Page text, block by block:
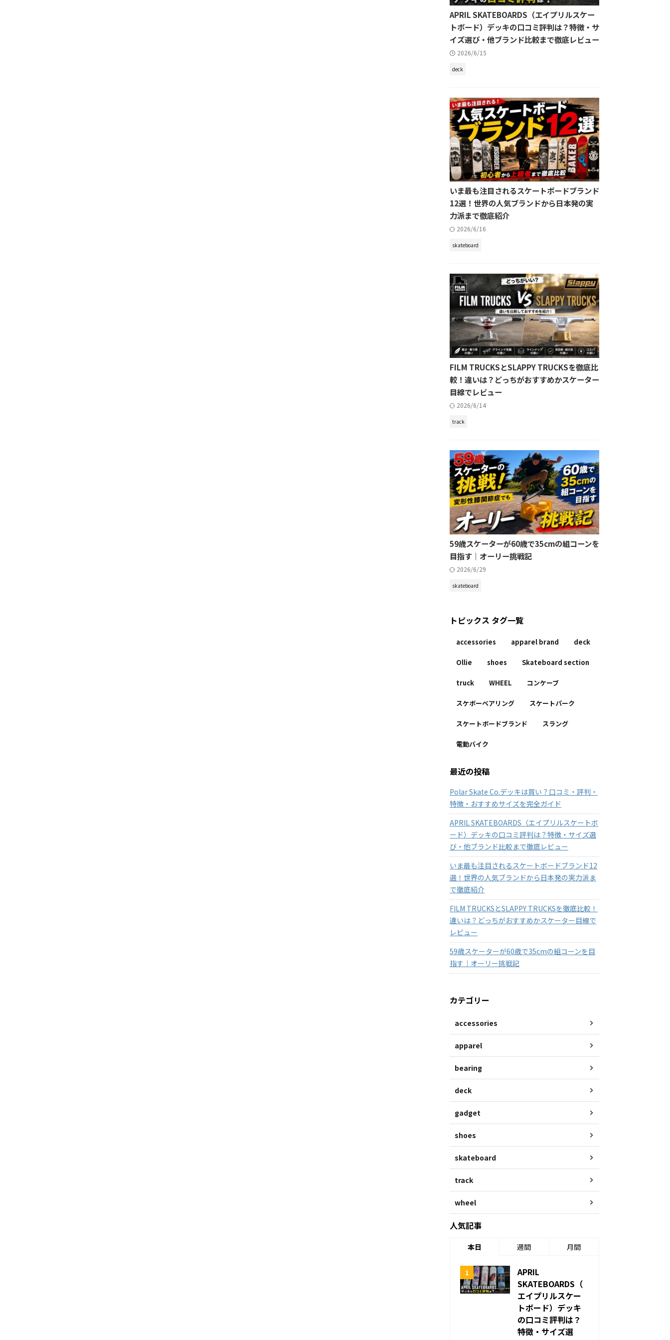
APRIL SKATEBOARDS（エイプリルスケー
トボード）デッキの口コミ評判は？特徴・サ
イズ選び・他ブランド比較まで徹底レビュー
2026/6/15
deck
いま最も注目されるスケートボードブランド
12選！世界の人気ブランドから日本発の実
力派まで徹底紹介
2026/6/16
skateboard
FILM TRUCKSとSLAPPY TRUCKSを徹底比
較！違いは？どっちがおすすめかスケーター
目線でレビュー
2026/6/14
track
59歳スケーターが60歳で35cmの組コーンを
目指す｜オーリー挑戦記
2026/6/29
skateboard
トピックス タグ一覧
accessories apparel brand deck
Ollie shoes Skateboard section
truck WHEEL コンケーブ
スケボーベアリング スケートパーク
スケートボードブランド スラング
電動バイク
最近の投稿
Polar Skate Co.デッキは買い？口コミ・評判・
特徴・おすすめサイズを完全ガイド
APRIL SKATEBOARDS（エイプリルスケートボ
ード）デッキの口コミ評判は？特徴・サイズ選
び・他ブランド比較まで徹底レビュー
いま最も注目されるスケートボードブランド12
選！世界の人気ブランドから日本発の実力派ま
で徹底紹介
FILM TRUCKSとSLAPPY TRUCKSを徹底比較！
違いは？どっちがおすすめかスケーター目線で
レビュー
59歳スケーターが60歳で35cmの組コーンを目
指す｜オーリー挑戦記
カテゴリー
accessories
apparel
bearing
deck
gadget
shoes
skateboard
track
wheel
人気記事
本日 週間 月間
APRIL
SKATEBOARDS（
エイプリルスケー
トボード）デッキ
の口コミ評判は？
特徴・サイズ選